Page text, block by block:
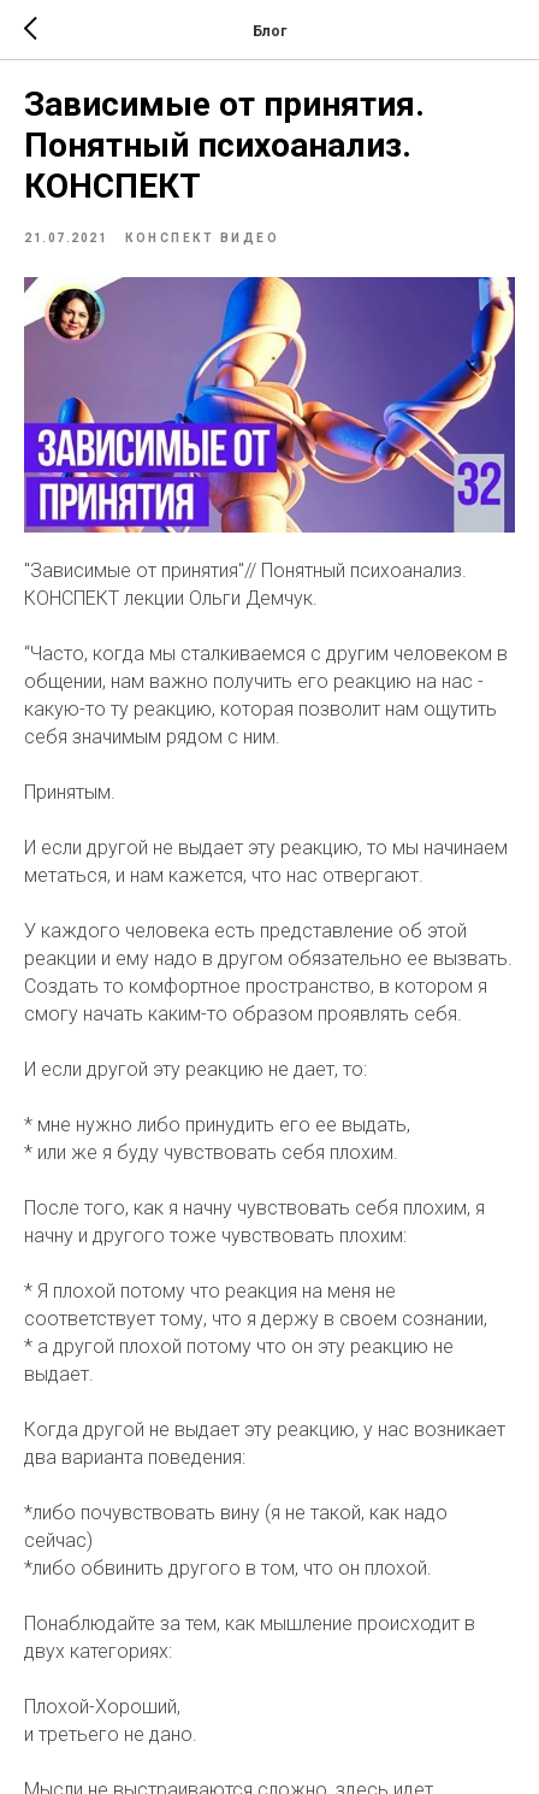
Блог
Зависимые от принятия.
Понятный психоанализ.
КОНСПЕКТ
21.07.2021 КОНСПЕКТ ВИДЕО
"Зависимые от принятия"// Понятный психоанализ.
КОНСПЕКТ лекции Ольги Демчук.
“Часто, когда мы сталкиваемся с другим человеком в
общении, нам важно получить его реакцию на нас -
какую-то ту реакцию, которая позволит нам ощутить
себя значимым рядом с ним.
Принятым.
И если другой не выдает эту реакцию, то мы начинаем
метаться, и нам кажется, что нас отвергают.
У каждого человека есть представление об этой
реакции и ему надо в другом обязательно ее вызвать.
Создать то комфортное пространство, в котором я
смогу начать каким-то образом проявлять себя.
И если другой эту реакцию не дает, то:
* мне нужно либо принудить его ее выдать,
* или же я буду чувствовать себя плохим.
После того, как я начну чувствовать себя плохим, я
начну и другого тоже чувствовать плохим:
* Я плохой потому что реакция на меня не
соответствует тому, что я держу в своем сознании,
* а другой плохой потому что он эту реакцию не
выдает.
Когда другой не выдает эту реакцию, у нас возникает
два варианта поведения:
*либо почувствовать вину (я не такой, как надо
сейчас)
*либо обвинить другого в том, что он плохой.
Понаблюдайте за тем, как мышление происходит в
двух категориях:
Плохой-Хороший,
и третьего не дано.